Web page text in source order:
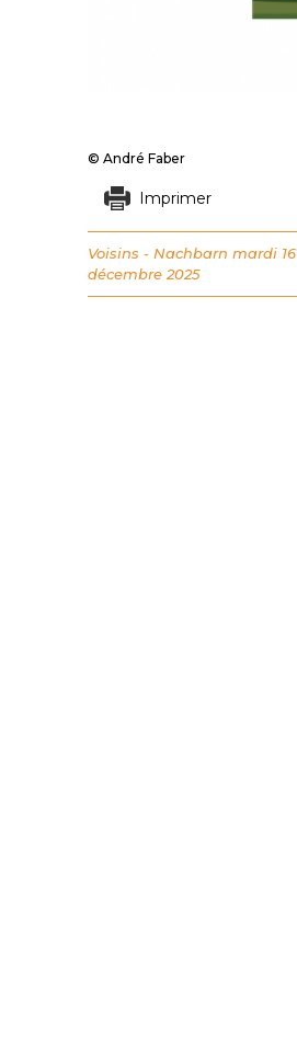
© André Faber
Imprimer
Voisins - Nachbarn mardi 16
décembre 2025